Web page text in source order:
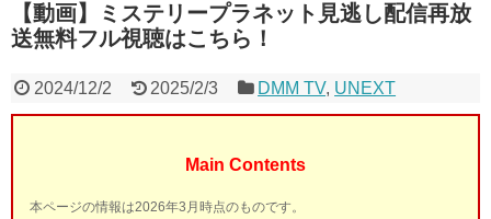
【動画】ミステリープラネット見逃し配信再放
送無料フル視聴はこちら！
2024/12/2 2025/2/3 DMM TV, UNEXT
Main Contents
本ページの情報は2026年3月時点のものです。